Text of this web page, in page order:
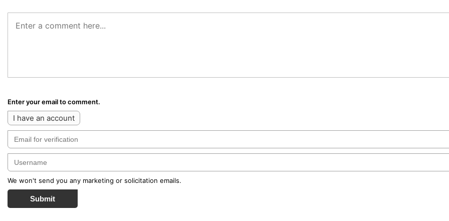
Enter your email to comment.
I have an account
We won't send you any marketing or solicitation emails.
Submit